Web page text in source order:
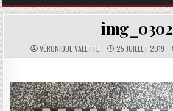
img_0302
AUTHOR:
VÉRONIQUE VALETTE PUBLISHED DATE:
25 JUILLET 2019